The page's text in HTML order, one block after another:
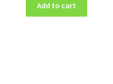
Add to cart